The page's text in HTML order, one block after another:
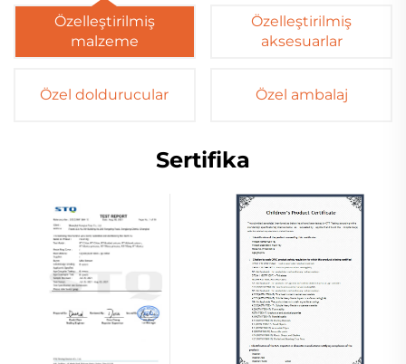
Özelleştirilmiş
malzeme
Özelleştirilmiş
aksesuarlar
Özel doldurucular Özel ambalaj
Sertifika